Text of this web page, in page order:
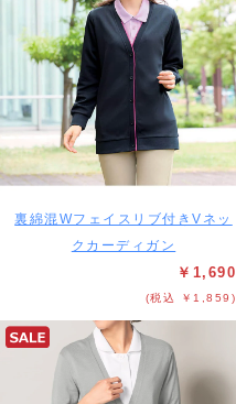
裏綿混Wフェイスリブ付きVネッ
クカーディガン
￥1,690
(税込 ￥1,859)